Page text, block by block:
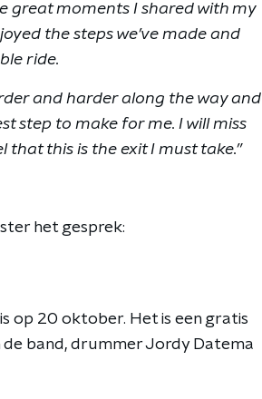
great moments I shared with my
the steps we’ve made and
ride.
and harder along the way and
step to make for me. I will miss
this is the exit I must take.”
het gesprek:
op 20 oktober. Het is een gratis
de band, drummer Jordy Datema